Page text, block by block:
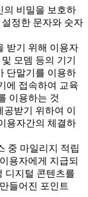
비밀을 보호하
정한 문자와 숫자
받기 위해 이용자
모뎀 등의 기기
단말기를 이용하
에 접속하여 교육
이용하는 것
받기 위하여 이
용자간의 체결하
중 마일리지 적립
용자에게 지급되
디지털 콘텐츠를
들어진 포인트